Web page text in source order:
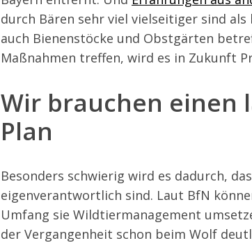
durch Bären sehr viel vielseitiger sind
auch Bienenstöcke und Obstgärten
Maßnahmen treffen, wird es in Zukunft
Wir brauchen einen
Plan
Besonders schwierig wird es dadurch,
eigenverantwortlich sind. Laut BfN
Umfang sie Wildtiermanagement
der Vergangenheit schon beim Wolf